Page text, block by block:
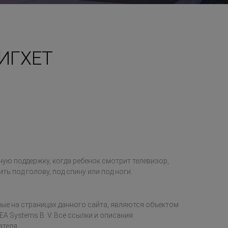
поддержку, когда ребенок смотрит телевизор,
под голову, под спину или под ноги.
на страницах данного сайта, являются объектом
Systems B. V. Все ссылки и описания